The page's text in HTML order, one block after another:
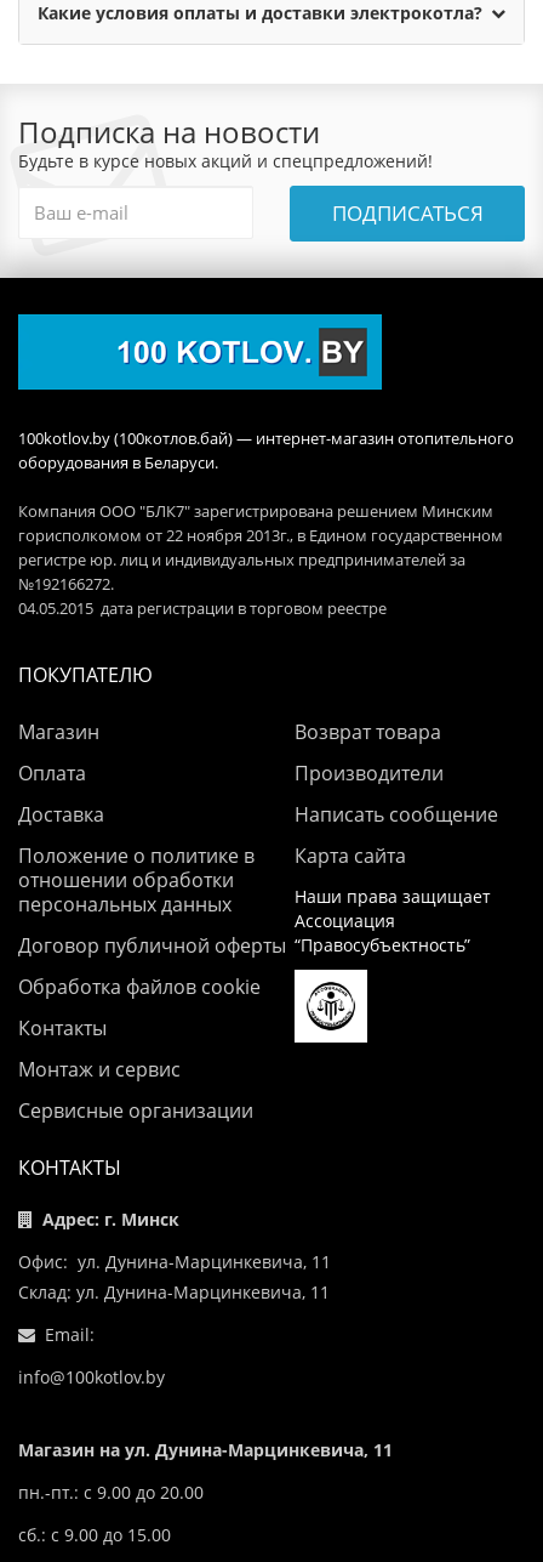
Какие условия оплаты и доставки электрокотла?
Подписка на новости
Будьте в курсе новых акций и спецпредложений!
ПОДПИСАТЬСЯ
100kotlov.by (100котлов.бай) — интернет-магазин отопительного
оборудования в Беларуси.
Компания ООО "БЛК7" зарегистрирована решением Минским
горисполкомом от 22 ноября 2013г., в Едином государственном
регистре юр. лиц и индивидуальных предпринимателей за
№192166272.
04.05.2015 дата регистрации в торговом реестре
ПОКУПАТЕЛЮ
Магазин
Оплата
Доставка
Положение о политике в
отношении обработки
персональных данных
Договор публичной оферты
Обработка файлов cookie
Контакты
Монтаж и сервис
Сервисные организации
Возврат товара
Производители
Написать сообщение
Карта сайта
Наши права защищает
Ассоциация
“Правосубъектность”
КОНТАКТЫ
Адрес: г. Минск
Офис: ул. Дунина-Марцинкевича, 11
Склад: ул. Дунина-Марцинкевича, 11
Email:
info@100kotlov.by
Магазин на ул. Дунина-Марцинкевича, 11
пн.-пт.: с 9.00 до 20.00
сб.: с 9.00 до 15.00